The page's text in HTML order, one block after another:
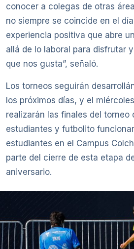
conocer a colegas de otras
no siempre se coincide en el día
experiencia positiva que abre
allá de lo laboral para disfrutar
que nos gusta”, señaló.
Los torneos seguirán
los próximos días, y el
realizarán las finales del torneo
estudiantes y futbolito
estudiantes en el Campus
parte del cierre de esta etapa
aniversario.